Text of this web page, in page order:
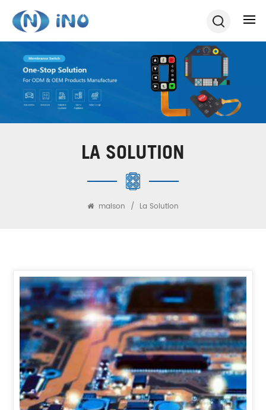
LA SOLUTION
maison / La Solution